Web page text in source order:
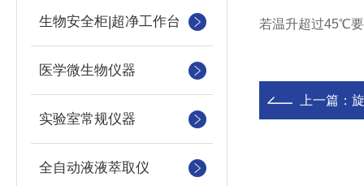
生物安全柜|超净工作台
医学微生物仪器
实验室常规仪器
全自动液液萃取仪
若温升超过45℃
上一篇：